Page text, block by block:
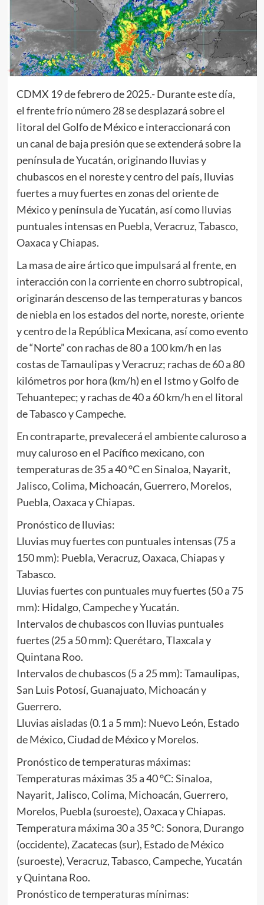
CDMX 19 de febrero de 2025.- Durante este día,
el frente frío número 28 se desplazará sobre el
litoral del Golfo de México e interaccionará con
un canal de baja presión que se extenderá sobre la
península de Yucatán, originando lluvias y
chubascos en el noreste y centro del país, lluvias
fuertes a muy fuertes en zonas del oriente de
México y península de Yucatán, así como lluvias
puntuales intensas en Puebla, Veracruz, Tabasco,
Oaxaca y Chiapas.
La masa de aire ártico que impulsará al frente, en
interacción con la corriente en chorro subtropical,
originarán descenso de las temperaturas y bancos
de niebla en los estados del norte, noreste, oriente
y centro de la República Mexicana, así como evento
de “Norte” con rachas de 80 a 100 km/h en las
costas de Tamaulipas y Veracruz; rachas de 60 a 80
kilómetros por hora (km/h) en el Istmo y Golfo de
Tehuantepec; y rachas de 40 a 60 km/h en el litoral
de Tabasco y Campeche.
En contraparte, prevalecerá el ambiente caluroso a
muy caluroso en el Pacífico mexicano, con
temperaturas de 35 a 40 °C en Sinaloa, Nayarit,
Jalisco, Colima, Michoacán, Guerrero, Morelos,
Puebla, Oaxaca y Chiapas.
Pronóstico de lluvias:
Lluvias muy fuertes con puntuales intensas (75 a
150 mm): Puebla, Veracruz, Oaxaca, Chiapas y
Tabasco.
Lluvias fuertes con puntuales muy fuertes (50 a 75
mm): Hidalgo, Campeche y Yucatán.
Intervalos de chubascos con lluvias puntuales
fuertes (25 a 50 mm): Querétaro, Tlaxcala y
Quintana Roo.
Intervalos de chubascos (5 a 25 mm): Tamaulipas,
San Luis Potosí, Guanajuato, Michoacán y
Guerrero.
Lluvias aisladas (0.1 a 5 mm): Nuevo León, Estado
de México, Ciudad de México y Morelos.
Pronóstico de temperaturas máximas:
Temperaturas máximas 35 a 40 °C: Sinaloa,
Nayarit, Jalisco, Colima, Michoacán, Guerrero,
Morelos, Puebla (suroeste), Oaxaca y Chiapas.
Temperatura máxima 30 a 35 °C: Sonora, Durango
(occidente), Zacatecas (sur), Estado de México
(suroeste), Veracruz, Tabasco, Campeche, Yucatán
y Quintana Roo.
Pronóstico de temperaturas mínimas: